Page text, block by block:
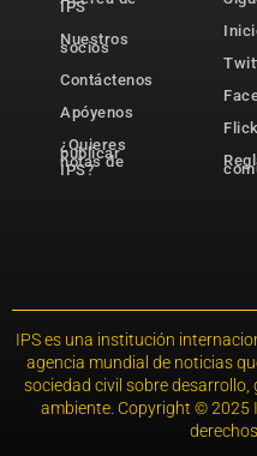
IPS
Nuestros
socios
Contáctenos
Apóyenos
¿Quieres
publicar
notas de
IPS?
IPS es una institución
agencia mundial de noticias
sociedad civil sobre
ambiente. Copyright © 2025